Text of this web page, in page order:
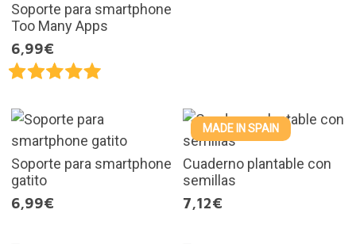
Soporte para smartphone
Too Many Apps
6,99€
Soporte para smartphone
gatito
6,99€
MADE IN SPAIN
Cuaderno plantable con
semillas
7,12€